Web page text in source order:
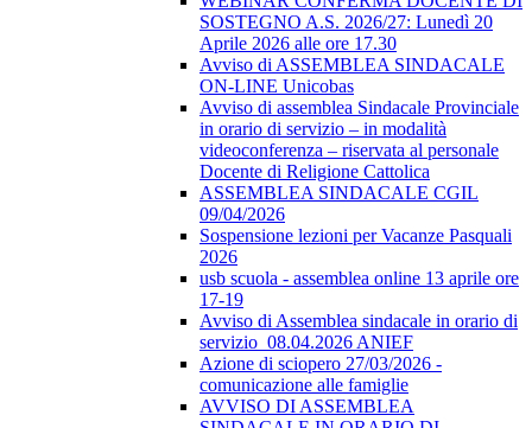
SOSTEGNO A.S. 2026/27: Lunedì 20
Aprile 2026 alle ore 17.30
Avviso di ASSEMBLEA SINDACALE
ON-LINE Unicobas
Avviso di assemblea Sindacale Provinciale
in orario di servizio – in modalità
videoconferenza – riservata al personale
Docente di Religione Cattolica
ASSEMBLEA SINDACALE CGIL
09/04/2026
Sospensione lezioni per Vacanze Pasquali
2026
usb scuola - assemblea online 13 aprile ore
17-19
Avviso di Assemblea sindacale in orario di
servizio_08.04.2026 ANIEF
Azione di sciopero 27/03/2026 -
comunicazione alle famiglie
AVVISO DI ASSEMBLEA